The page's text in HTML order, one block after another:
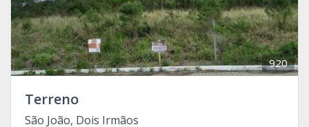
920
Terreno
São João, Dois Irmãos